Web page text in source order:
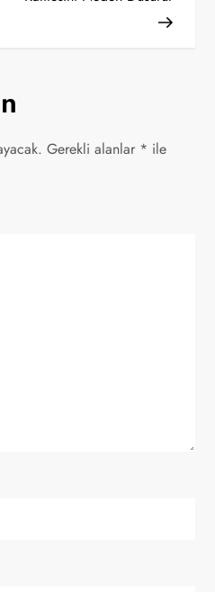
Gerekli alanlar * ile